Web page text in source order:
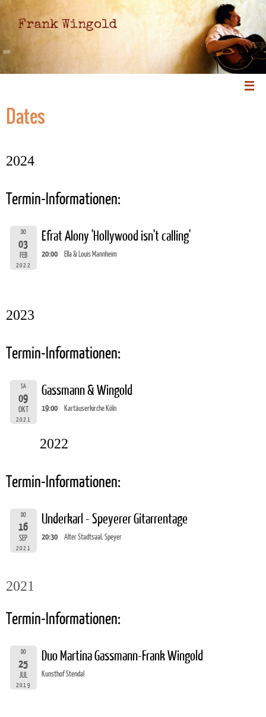
Frank Wingold
Dates
2024
Termin-Informationen:
DO
03
FEB
2022
Efrat Alony 'Hollywood isn't calling'
20:00 Ella & Louis Mannheim
2023
Termin-Informationen:
SA
09
OKT
2021
Gassmann & Wingold
19:00 Kartäuserkirche Köln
2022
Termin-Informationen:
DO
16
SEP
2021
Underkarl - Speyerer Gitarrentage
20:30 Alter Stadtsaal, Speyer
2021
Termin-Informationen:
DO
25
JUL
2019
Duo Martina Gassmann-Frank Wingold
Kunsthof Stendal